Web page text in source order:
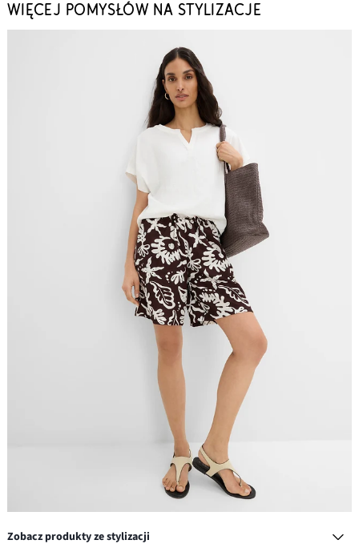
WIĘCEJ POMYSŁÓW NA STYLIZACJE
Zobacz produkty ze stylizacji